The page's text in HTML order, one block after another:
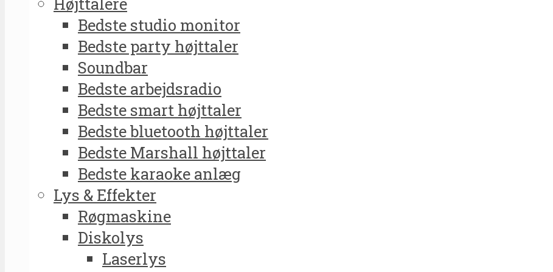
Bedste studio monitor
Bedste party højttaler
Soundbar
Bedste arbejdsradio
Bedste smart højttaler
Bedste bluetooth højttaler
Bedste Marshall højttaler
Bedste karaoke anlæg
Lys & Effekter
Røgmaskine
Diskolys
Laserlys